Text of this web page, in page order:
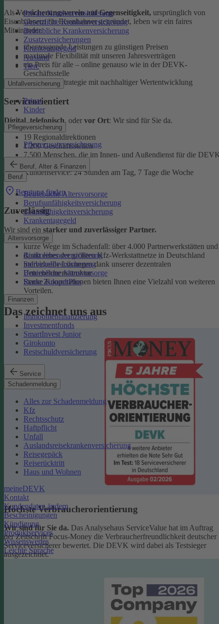
Private Krankenversicherung
Gesetzliche Krankenversicherung
Betriebliche Krankenversicherung
Zusatzversicherungen
Krankentagegeld
Ausland
Tiere
Unfallversicherung
Privat
Kinder
Pflegeversicherung
Pflegezusatzversicherung
Beruf, Alter & Finanzen
Beruf
Betriebliche Altersvorsorge
Berufsunfähigkeitsversicherung
Grundfähigkeitsversicherung
Krankentagegeld
Altersvorsorge
Risikolebensversicherung
Sterbegeldversicherung
Betriebliche Altersvorsorge
Rente ZukunftPlus
Finanzen
Immobilienfinanzierung
Investmentfonds
SmartInvest Junior
Girokonto
Restschuldversicherung
Service
Schadenmeldung
Alles zur Schadenmeldung
Kfz
Rechtsschutz
Haftpflicht
Unfall
Auslandsreisekrankenversicherung
Reisegepäck
Reiserücktritt
Haus und Wohnen
meineDEVK
Kontakt
Kundendaten ändern
Bescheinigungen
Kündigung
Produktservices
Wissenswertes
Leichte Sprache
AlsVersicherungsverein auf Gegenseitigkeit, ursprünglich von
Eisenbahnern für Eisenbahner gegründet, leben wir ein faires
Miteinander.
überzeugende Leistungen zu günstigen Preisen
maximale Flexibilität mit unseren Jahresverträgen
ein Preis für alle – online genauso wie in der DEVK-
Geschäftsstelle
faire Anlagestrategie mit nachhaltiger Wertentwicklung
Serviceorientiert
Digital,telefonisch, oder vor Ort: Wir sind für Sie da.
19 Regionaldirektionen
1.200 Geschäftsstellen
7.500 Menschen, die im Innen- und Außendienst für die
arbeiten
Kundenservice: 24 Stunden am Tag, 7 Tage die Woche
Beratung finden
Zuverlässig
Wir sind ein starker und zuverlässiger Partner.
kurze Wege im Schadenfall: über 4.000 Partnerwerkstätten und
damit eines der größten Kfz-Werkstattnetze in Deutschland
individuelle Lösungen dank unserer dezentralen
Unternehmensstruktur
Starke Kooperationen bieten Ihnen eine Vielzahl von weiteren
Vorteilen.
Das zeichnet uns aus
Höchste Verbraucherorientierung
Wir sind für Sie da. Das Analysehaus ServiceValue hat im Auftrag
der Zeitschrift Focus-Money die Verbraucherfreundlichkeit deutscher
Serviceversicherer bewertet. Die DEVK wird dabei als Testsieger
ausgezeichnet.